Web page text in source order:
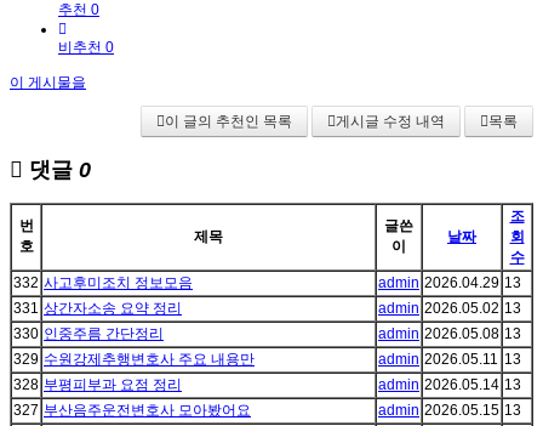
추천 0
비추천 0
이 게시물을
이 글의 추천인 목록 게시글 수정 내역 목록
댓글 0
번
호
제목
글쓴
이
날짜
조
회
수
332 사고후미조치 정보모음 admin 2026.04.29 13
331 상간자소송 요약 정리 admin 2026.05.02 13
330 인중주름 간단정리 admin 2026.05.08 13
329 수원강제추행변호사 주요 내용만 admin 2026.05.11 13
328 부평피부과 요점 정리 admin 2026.05.14 13
327 부산음주운전변호사 모아봤어요 admin 2026.05.15 13